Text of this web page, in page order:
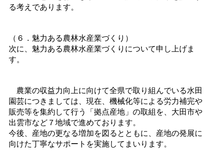
る考えであります。
（６．魅力ある農林水産業づくり）
次に、魅力ある農林水産業づくりについて申し上げま
す。
農業の収益力向上に向けて全県で取り組んでいる水田
園芸につきましては、現在、機械化等による労力補完や
販売等を集約して行う「拠点産地」の取組を、大田市や
出雲市など７地域で進めております。
今後、産地の更なる増加を図るとともに、産地の発展に
向けた丁寧なサポートを実施してまいります。